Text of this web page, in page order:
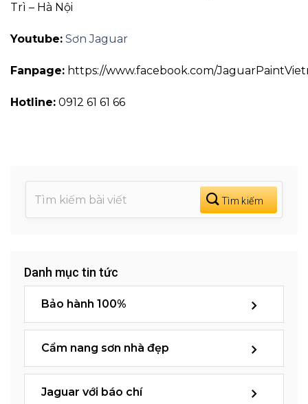
Trì – Hà Nội
Youtube: Sơn Jaguar
Fanpage: https://www.facebook.com/
Hotline: 0912 61 61 66
Danh mục tin tức
Bảo hành 100%
Cẩm nang sơn nhà đẹp
Jaguar với báo chí